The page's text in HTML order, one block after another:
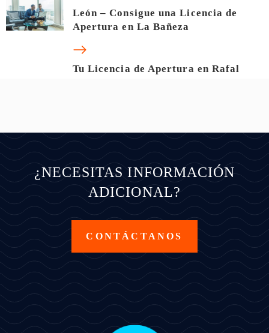
León – Consigue una Licencia de
Apertura en La Bañeza
Tu Licencia de Apertura en Rafal
¿NECESITAS INFORMACIÓN
ADICIONAL?
CONTÁCTANOS